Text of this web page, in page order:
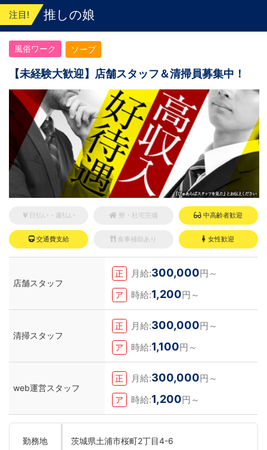
注目! 推しの娘
風俗ワーク ソープ
【未経験大歓迎】店舗スタッフ＆清掃員募集中！
日払い・週払い 寮・社宅完備 中高齢者歓迎
交通費支給 食事補助あり 女性歓迎
店舗スタッフ
正 月給:300,000円～
ア 時給:1,200円～
清掃スタッフ
正 月給:300,000円～
ア 時給:1,100円～
web運営スタッフ
正 月給:300,000円～
ア 時給:1,200円～
勤務地 茨城県土浦市桜町2丁目4-6